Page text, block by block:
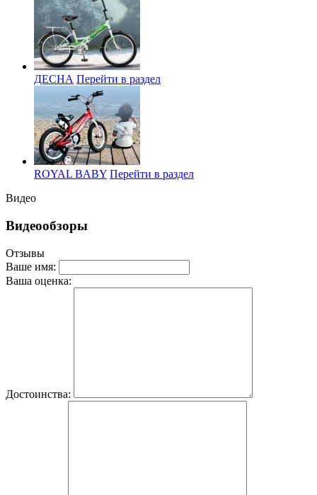
ДЕСНА Перейти в раздел
ROYAL BABY Перейти в раздел
Видео
Видеообзоры
Отзывы
Ваше имя:
Ваша оценка:
Достоинства: